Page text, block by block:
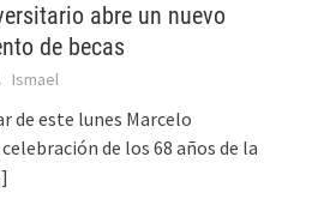
abre un nuevo
de becas
Ismael
de este lunes Marcelo
de los 68 años de la